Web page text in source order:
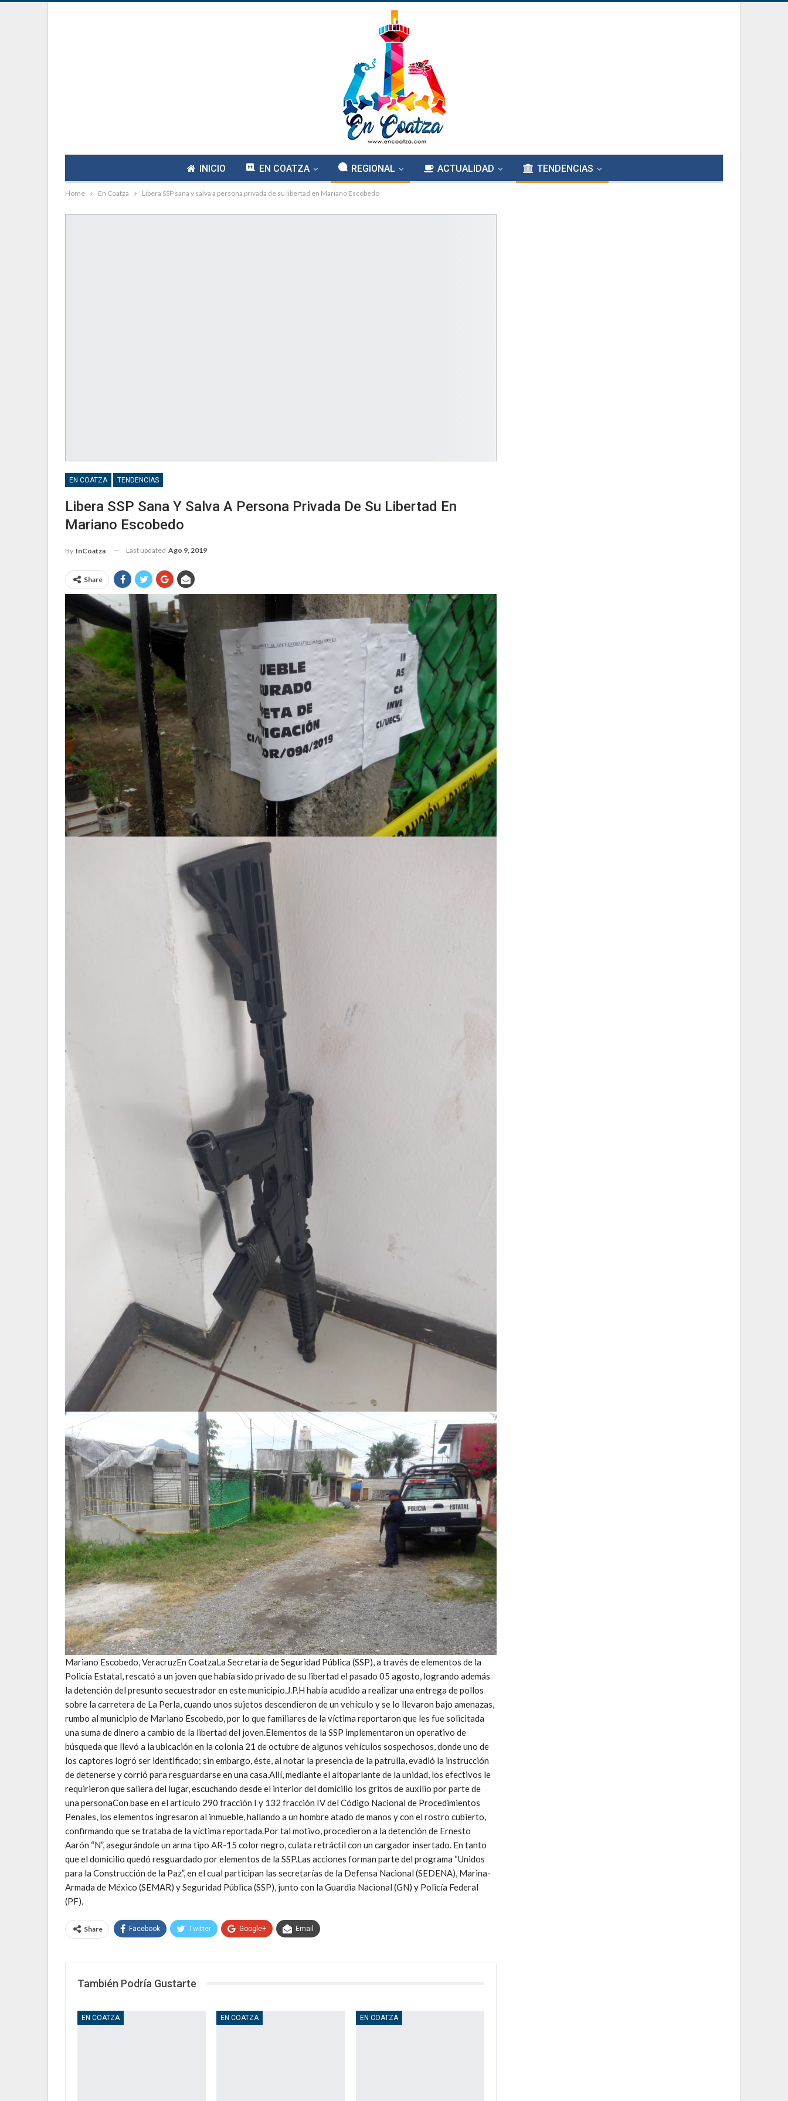
INICIO EN COATZA REGIONAL ACTUALIDAD TENDENCIAS
Home En Coatza Libera SSP sana y salva a persona privada de su libertad en Mariano Escobedo
EN COATZA TENDENCIAS
Libera SSP Sana Y Salva A Persona Privada De Su Libertad En
Mariano Escobedo
By InCoatza Last updated Ago 9, 2019
Share
Mariano Escobedo, VeracruzEn CoatzaLa Secretaría de Seguridad Pública (SSP), a través de elementos de la
Policía Estatal, rescató a un joven que había sido privado de su libertad el pasado 05 agosto, logrando además
la detención del presunto secuestrador en este municipio.J.P.H había acudido a realizar una entrega de pollos
sobre la carretera de La Perla, cuando unos sujetos descendieron de un vehículo y se lo llevaron bajo amenazas,
rumbo al municipio de Mariano Escobedo, por lo que familiares de la víctima reportaron que les fue solicitada
una suma de dinero a cambio de la libertad del joven.Elementos de la SSP implementaron un operativo de
búsqueda que llevó a la ubicación en la colonia 21 de octubre de algunos vehículos sospechosos, donde uno de
los captores logró ser identificado; sin embargo, éste, al notar la presencia de la patrulla, evadió la instrucción
de detenerse y corrió para resguardarse en una casa.Allí, mediante el altoparlante de la unidad, los efectivos le
requirieron que saliera del lugar, escuchando desde el interior del domicilio los gritos de auxilio por parte de
una personaCon base en el artículo 290 fracción I y 132 fracción IV del Código Nacional de Procedimientos
Penales, los elementos ingresaron al inmueble, hallando a un hombre atado de manos y con el rostro cubierto,
confirmando que se trataba de la víctima reportada.Por tal motivo, procedieron a la detención de Ernesto
Aarón “N”, asegurándole un arma tipo AR-15 color negro, culata retráctil con un cargador insertado. En tanto
que el domicilio quedó resguardado por elementos de la SSP.Las acciones forman parte del programa “Unidos
para la Construcción de la Paz”, en el cual participan las secretarías de la Defensa Nacional (SEDENA), Marina-
Armada de México (SEMAR) y Seguridad Pública (SSP), junto con la Guardia Nacional (GN) y Policía Federal
(PF).
Share Facebook Twitter Google+ Email
También Podría Gustarte
EN COATZA EN COATZA EN COATZA